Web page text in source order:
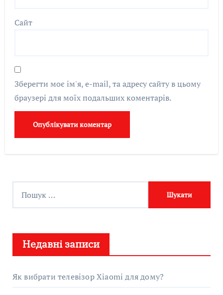
Сайт
Зберегти моє ім'я, e-mail, та адресу сайту в цьому
браузері для моїх подальших коментарів.
:
Недавні записи
Як вибрати телевізор Xiaomi для дому?